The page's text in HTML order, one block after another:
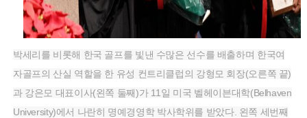
박세리를 비롯해 한국 골프를 빛낸 수많은 선수를 배출하며 한국여
자골프의 산실 역할을 한 유성 컨트리클럽의 강형모 회장(오른쪽 끝)
과 강은모 대표이사(왼쪽 둘째)가 11일 미국 벨헤이븐대학(Belhaven
University)에서 나란히 명예경영학 박사학위를 받았다. 왼쪽 세번째